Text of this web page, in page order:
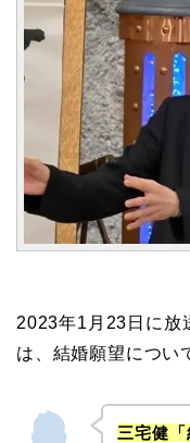
2023年1月23日に放
は、結婚願望につい
三宅健「